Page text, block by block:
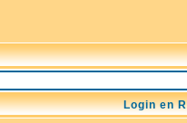
Login en